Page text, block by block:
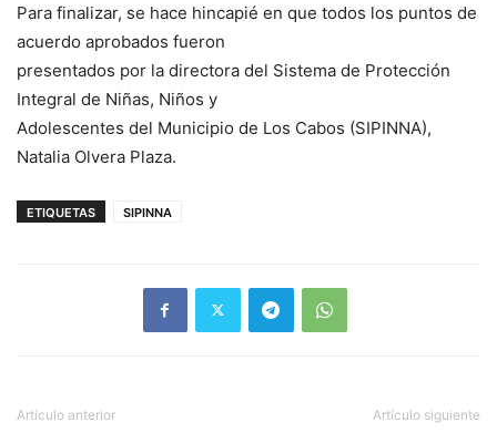
Para finalizar, se hace hincapié en que todos los puntos de
acuerdo aprobados fueron
presentados por la directora del Sistema de Protección
Integral de Niñas, Niños y
Adolescentes del Municipio de Los Cabos (SIPINNA),
Natalia Olvera Plaza.
ETIQUETAS SIPINNA
Artículo anterior Artículo siguiente